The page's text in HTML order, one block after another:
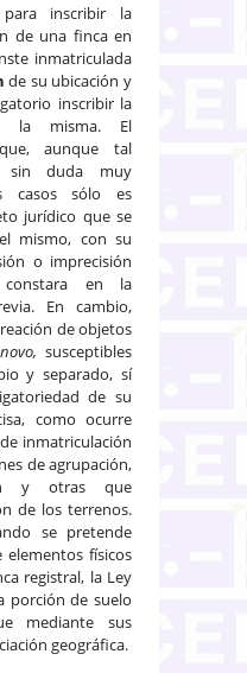
inscribir la
de una finca en
inmatriculada
de su ubicación y
inscribir la
la misma. El
aunque tal
sin duda muy
casos sólo es
jurídico que se
mismo, con su
o imprecisión
en la
En cambio,
de objetos
susceptibles
y separado, sí
de su
como ocurre
inmatriculación
de agrupación,
y otras que
de los terrenos.
se pretende
elementos físicos
registral, la Ley
porción de suelo
mediante sus
geográfica.